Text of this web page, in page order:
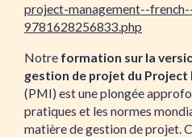
project-management--
9781628256833.php
Notre formation sur la
gestion de projet du
(PMI) est une plongée
pratiques et les normes
matière de gestion de projet.